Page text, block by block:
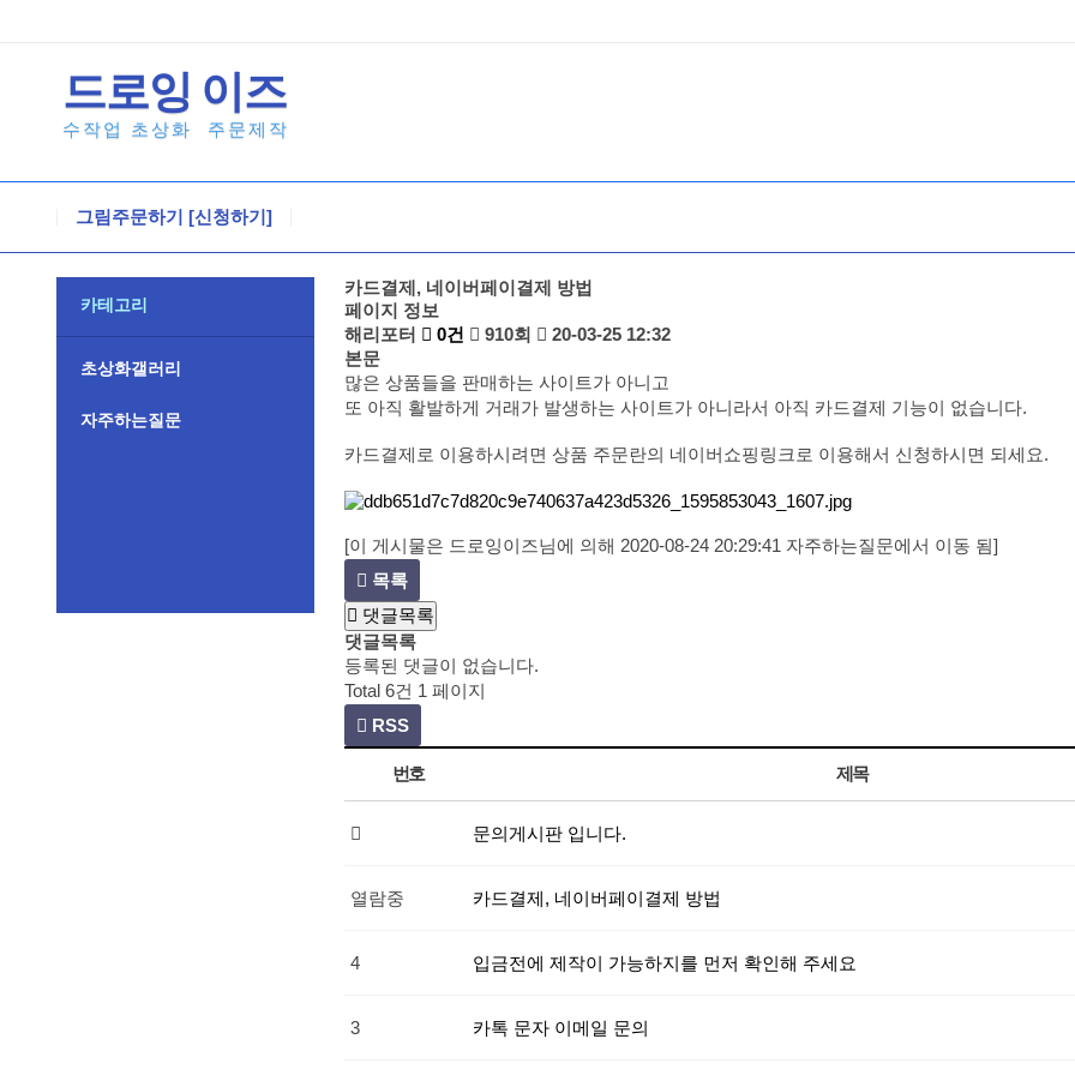
드로잉 이즈
수작업 초상화 주문제작
그림주문하기 [신청하기]
카테고리
초상화갤러리
자주하는질문
카드결제, 네이버페이결제 방법
페이지 정보
해리포터 0건 910회 20-03-25 12:32
본문
많은 상품들을 판매하는 사이트가 아니고
또 아직 활발하게 거래가 발생하는 사이트가 아니라서 아직 카드결제 기능이 없습니다.
카드결제로 이용하시려면 상품 주문란의 네이버쇼핑링크로 이용해서 신청하시면 되세요.
[이 게시물은 드로잉이즈님에 의해 2020-08-24 20:29:41 자주하는질문에서 이동 됨]
목록
댓글목록
댓글목록
등록된 댓글이 없습니다.
Total 6건 1 페이지
RSS
번호 제목
문의게시판 입니다.
열람중 카드결제, 네이버페이결제 방법
4 입금전에 제작이 가능하지를 먼저 확인해 주세요
3 카톡 문자 이메일 문의